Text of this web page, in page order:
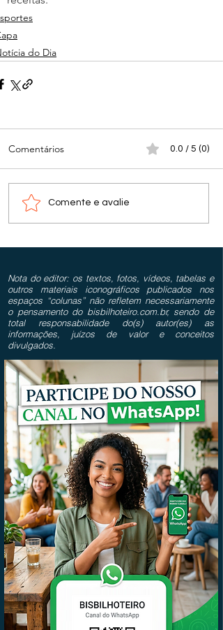
do Dia
Comentários 0.0 / 5 (0)
Comente e avalie
Nota do editor: os textos, fotos, vídeos, tabelas e
outros materiais iconográficos publicados nos
espaços “colunas” não refletem necessariamente
o pensamento do bisbilhoteiro.com.br, sendo de
total responsabilidade do(s) autor(es) as
informações, juízos de valor e conceitos
divulgados.